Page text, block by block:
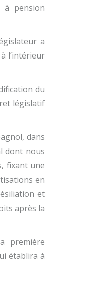
à pension
a
l’intérieur
du
législatif
dans
dont nous
fixant une
en
et
après la
première
établira à